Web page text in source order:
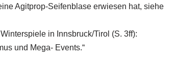
Agitprop-Seifenblase erwiesen hat, siehe
in Innsbruck/Tirol (S. 3ff):
und Mega- Events.“